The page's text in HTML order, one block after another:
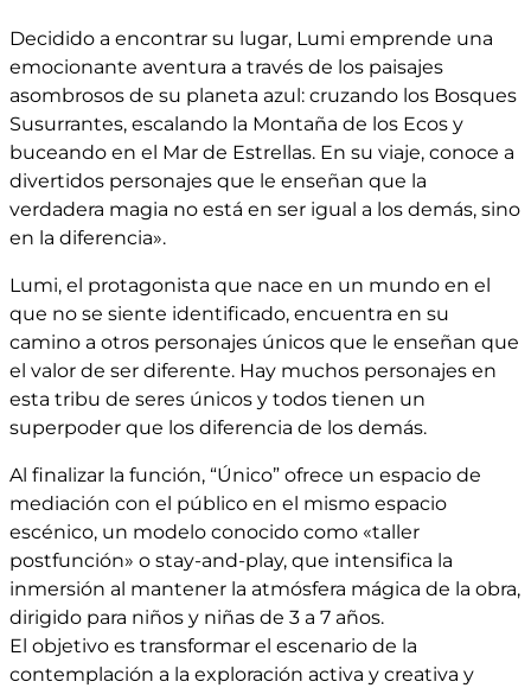
Decidido a encontrar su lugar, Lumi emprende una
emocionante aventura a través de los paisajes
asombrosos de su planeta azul: cruzando los Bosques
Susurrantes, escalando la Montaña de los Ecos y
buceando en el Mar de Estrellas. En su viaje, conoce a
divertidos personajes que le enseñan que la
verdadera magia no está en ser igual a los demás, sino
en la diferencia».
Lumi, el protagonista que nace en un mundo en el
que no se siente identificado, encuentra en su
camino a otros personajes únicos que le enseñan que
el valor de ser diferente. Hay muchos personajes en
esta tribu de seres únicos y todos tienen un
superpoder que los diferencia de los demás.
Al finalizar la función, “Único” ofrece un espacio de
mediación con el público en el mismo espacio
escénico, un modelo conocido como «taller
postfunción» o stay-and-play, que intensifica la
inmersión al mantener la atmósfera mágica de la obra,
dirigido para niños y niñas de 3 a 7 años.
El objetivo es transformar el escenario de la
contemplación a la exploración activa y creativa y